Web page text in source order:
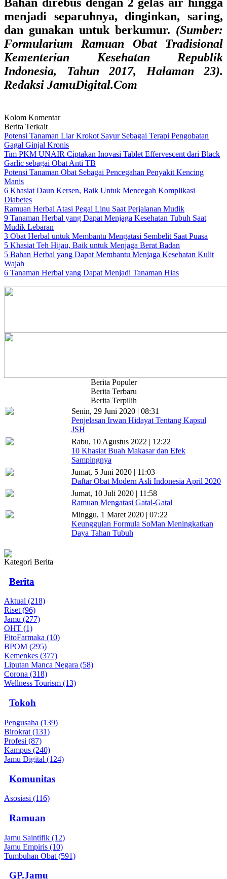
menjadi separuhnya, dinginkan, saring,
dan gunakan untuk berkumur. (Sumber:
Formularium Ramuan Obat Tradisional
Kementerian Kesehatan Republik
Indonesia, Tahun 2017, Halaman 23).
Redaksi JamuDigital.Com
Kolom Komentar
Berita Terkait
Potensi Tanaman Liar Krokot Sayur Sebagai Terapi Pengobatan
Gagal Ginjal Kronis
Tim PKM UNAIR Ciptakan Inovasi Tablet Effervescent dari Black
Garlic sebagai Obat Anti TB
Potensi Tanaman Obat Sebagai Pencegahan Penyakit Kencing
Manis
6 Khasiat Daun Kersen, Baik Untuk Mencegah Komplikasi
Diabetes
Ramuan Herbal Atasi Pegal Linu Saat Perjalanan Mudik
9 Tanaman Herbal yang Dapat Menjaga Kesehatan Tubuh Saat
Mudik Lebaran
3 Obat Herbal untuk Membantu Mengatasi Sembelit Saat Puasa
5 Khasiat Teh Hijau, Baik untuk Menjaga Berat Badan
5 Bahan Herbal yang Dapat Membantu Menjaga Kesehatan Kulit
Wajah
6 Tanaman Herbal yang Dapat Menjadi Tanaman Hias
Berita Populer
Berita Terbaru
Berita Terpilih
Senin, 29 Juni 2020 | 08:31
Penjelasan Irwan Hidayat Tentang Kapsul
JSH
Rabu, 10 Agustus 2022 | 12:22
10 Khasiat Buah Makasar dan Efek
Sampingnya
Jumat, 5 Juni 2020 | 11:03
Daftar Obat Modern Asli Indonesia April 2020
Jumat, 10 Juli 2020 | 11:58
Ramuan Mengatasi Gatal-Gatal
Minggu, 1 Maret 2020 | 07:22
Keunggulan Formula SoMan Meningkatkan
Daya Tahan Tubuh
Kategori Berita
Berita
Aktual (218)
Riset (96)
Jamu (277)
OHT (1)
FitoFarmaka (10)
BPOM (295)
Kemenkes (377)
Liputan Manca Negara (58)
Corona (318)
Wellness Tourism (13)
Tokoh
Pengusaha (139)
Birokrat (131)
Profesi (87)
Kampus (240)
Jamu Digital (124)
Komunitas
Asosiasi (116)
Ramuan
Jamu Saintifik (12)
Jamu Empiris (10)
Tumbuhan Obat (591)
GP.Jamu